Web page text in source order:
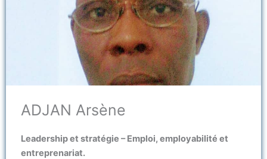
ADJAN Arsène
Leadership et stratégie – Emploi, employabilité et
entreprenariat.